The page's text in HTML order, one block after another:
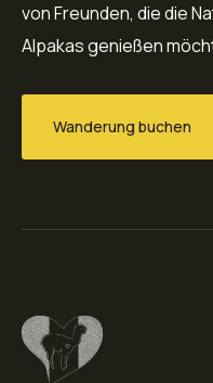
von Freunden, die die
Alpakas genießen
Wanderung buchen